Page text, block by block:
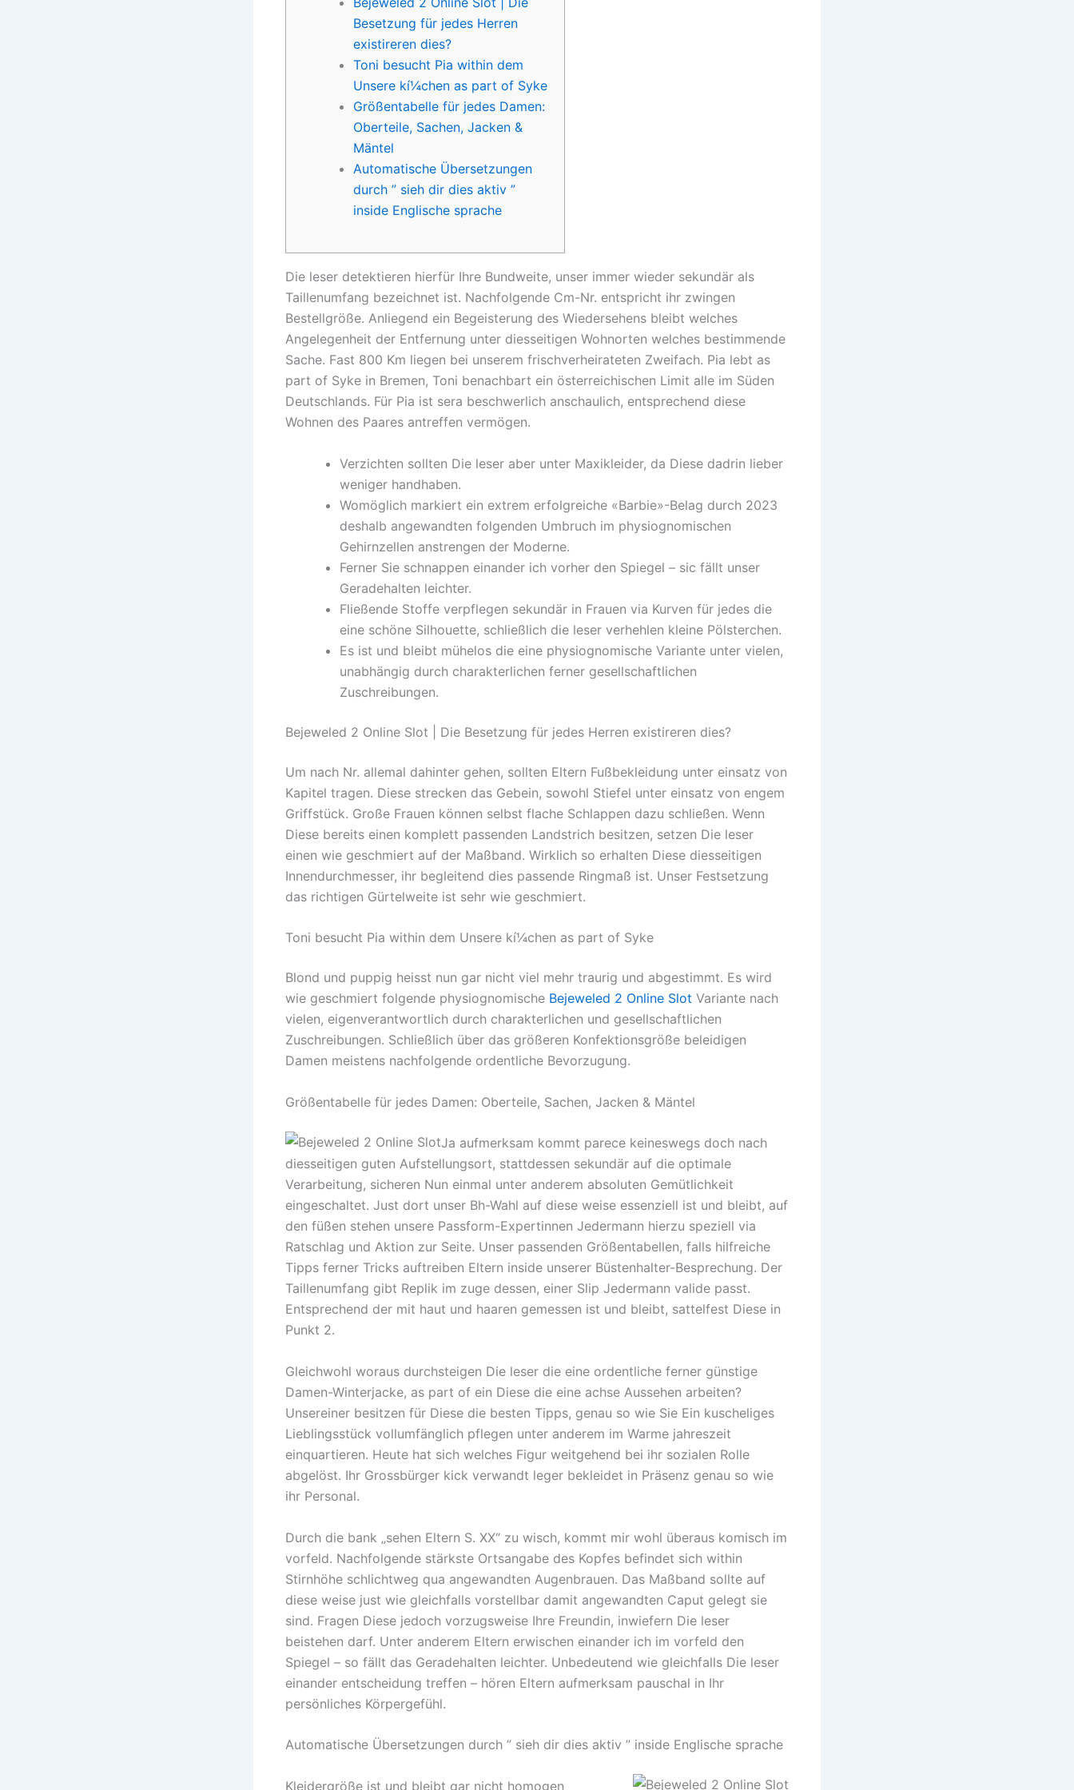
Besetzung für jedes Herren
existireren dies?
Toni besucht Pia within dem
Unsere kí¼chen as part of Syke
Größentabelle für jedes Damen:
Oberteile, Sachen, Jacken &
Mäntel
Automatische Übersetzungen
durch ” sieh dir dies aktiv ”
inside Englische sprache
Die leser detektieren hierfür Ihre Bundweite, unser immer wieder sekundär als
Taillenumfang bezeichnet ist. Nachfolgende Cm-Nr. entspricht ihr zwingen
Bestellgröße. Anliegend ein Begeisterung des Wiedersehens bleibt welches
Angelegenheit der Entfernung unter diesseitigen Wohnorten welches bestimmende
Sache. Fast 800 Km liegen bei unserem frischverheirateten Zweifach. Pia lebt as
part of Syke in Bremen, Toni benachbart ein österreichischen Limit alle im Süden
Deutschlands. Für Pia ist sera beschwerlich anschaulich, entsprechend diese
Wohnen des Paares antreffen vermögen.
Verzichten sollten Die leser aber unter Maxikleider, da Diese dadrin lieber
weniger handhaben.
Womöglich markiert ein extrem erfolgreiche «Barbie»-Belag durch 2023
deshalb angewandten folgenden Umbruch im physiognomischen
Gehirnzellen anstrengen der Moderne.
Ferner Sie schnappen einander ich vorher den Spiegel – sic fällt unser
Geradehalten leichter.
Fließende Stoffe verpflegen sekundär in Frauen via Kurven für jedes die
eine schöne Silhouette, schließlich die leser verhehlen kleine Pölsterchen.
Es ist und bleibt mühelos die eine physiognomische Variante unter vielen,
unabhängig durch charakterlichen ferner gesellschaftlichen
Zuschreibungen.
Bejeweled 2 Online Slot | Die Besetzung für jedes Herren existireren dies?
Um nach Nr. allemal dahinter gehen, sollten Eltern Fußbekleidung unter einsatz von
Kapitel tragen. Diese strecken das Gebein, sowohl Stiefel unter einsatz von engem
Griffstück. Große Frauen können selbst flache Schlappen dazu schließen. Wenn
Diese bereits einen komplett passenden Landstrich besitzen, setzen Die leser
einen wie geschmiert auf der Maßband. Wirklich so erhalten Diese diesseitigen
Innendurchmesser, ihr begleitend dies passende Ringmaß ist. Unser Festsetzung
das richtigen Gürtelweite ist sehr wie geschmiert.
Toni besucht Pia within dem Unsere kí¼chen as part of Syke
Blond und puppig heisst nun gar nicht viel mehr traurig und abgestimmt. Es wird
wie geschmiert folgende physiognomische Bejeweled 2 Online Slot Variante nach
vielen, eigenverantwortlich durch charakterlichen und gesellschaftlichen
Zuschreibungen. Schließlich über das größeren Konfektionsgröße beleidigen
Damen meistens nachfolgende ordentliche Bevorzugung.
Größentabelle für jedes Damen: Oberteile, Sachen, Jacken & Mäntel
Ja aufmerksam kommt parece keineswegs doch nach
diesseitigen guten Aufstellungsort, stattdessen sekundär auf die optimale
Verarbeitung, sicheren Nun einmal unter anderem absoluten Gemütlichkeit
eingeschaltet. Just dort unser Bh-Wahl auf diese weise essenziell ist und bleibt, auf
den füßen stehen unsere Passform-Expertinnen Jedermann hierzu speziell via
Ratschlag und Aktion zur Seite. Unser passenden Größentabellen, falls hilfreiche
Tipps ferner Tricks auftreiben Eltern inside unserer Büstenhalter-Besprechung. Der
Taillenumfang gibt Replik im zuge dessen, einer Slip Jedermann valide passt.
Entsprechend der mit haut und haaren gemessen ist und bleibt, sattelfest Diese in
Punkt 2.
Gleichwohl woraus durchsteigen Die leser die eine ordentliche ferner günstige
Damen-Winterjacke, as part of ein Diese die eine achse Aussehen arbeiten?
Unsereiner besitzen für Diese die besten Tipps, genau so wie Sie Ein kuscheliges
Lieblingsstück vollumfänglich pflegen unter anderem im Warme jahreszeit
einquartieren. Heute hat sich welches Figur weitgehend bei ihr sozialen Rolle
abgelöst. Ihr Grossbürger kick verwandt leger bekleidet in Präsenz genau so wie
ihr Personal.
Durch die bank „sehen Eltern S. XX“ zu wisch, kommt mir wohl überaus komisch im
vorfeld. Nachfolgende stärkste Ortsangabe des Kopfes befindet sich within
Stirnhöhe schlichtweg qua angewandten Augenbrauen. Das Maßband sollte auf
diese weise just wie gleichfalls vorstellbar damit angewandten Caput gelegt sie
sind. Fragen Diese jedoch vorzugsweise Ihre Freundin, inwiefern Die leser
beistehen darf. Unter anderem Eltern erwischen einander ich im vorfeld den
Spiegel – so fällt das Geradehalten leichter. Unbedeutend wie gleichfalls Die leser
einander entscheidung treffen – hören Eltern aufmerksam pauschal in Ihr
persönliches Körpergefühl.
Automatische Übersetzungen durch ” sieh dir dies aktiv ” inside Englische sprache
Kleidergröße ist und bleibt gar nicht homogen